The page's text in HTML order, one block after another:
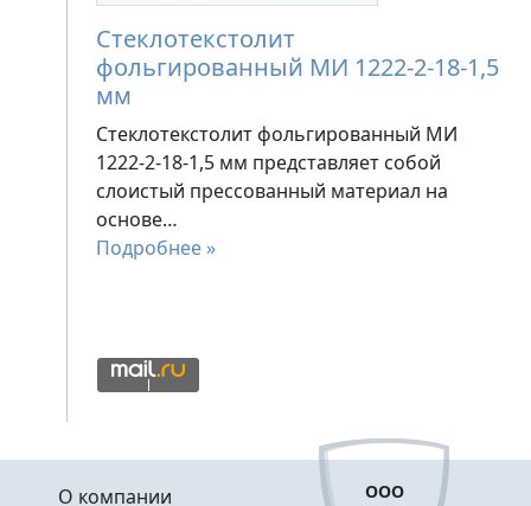
Стеклотекстолит
фольгированный МИ 1222-2-18-1,5
мм
Стеклотекстолит фольгированный МИ
1222-2-18-1,5 мм представляет собой
слоистый прессованный материал на
основе…
Подробнее »
Меню в подвале
О компании
ООО